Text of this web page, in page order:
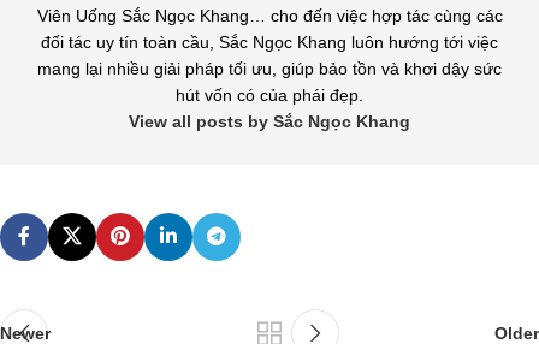
Viên Uống Sắc Ngọc Khang… cho đến việc hợp tác cùng các
đối tác uy tín toàn cầu, Sắc Ngọc Khang luôn hướng tới việc
mang lại nhiều giải pháp tối ưu, giúp bảo tồn và khơi dậy sức
hút vốn có của phái đẹp.
View all posts by Sắc Ngọc Khang
Newer Older